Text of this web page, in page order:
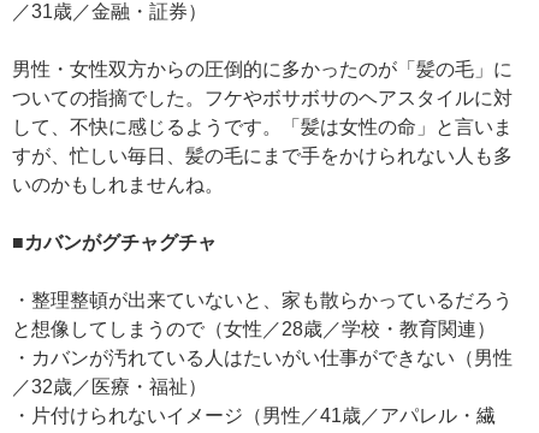
／31歳／金融・証券）
男性・女性双方からの圧倒的に多かったのが「髪の毛」に
ついての指摘でした。フケやボサボサのヘアスタイルに対
して、不快に感じるようです。「髪は女性の命」と言いま
すが、忙しい毎日、髪の毛にまで手をかけられない人も多
いのかもしれませんね。
■カバンがグチャグチャ
・整理整頓が出来ていないと、家も散らかっているだろう
と想像してしまうので（女性／28歳／学校・教育関連）
・カバンが汚れている人はたいがい仕事ができない（男性
／32歳／医療・福祉）
・片付けられないイメージ（男性／41歳／アパレル・繊